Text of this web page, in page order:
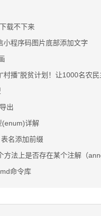
载不下来
小程序码图片底部添加文字
村播”脱贫计划！让1000名农
出
(enum)详解
名添加前缀
方法上是否存在某个注解（
命令库